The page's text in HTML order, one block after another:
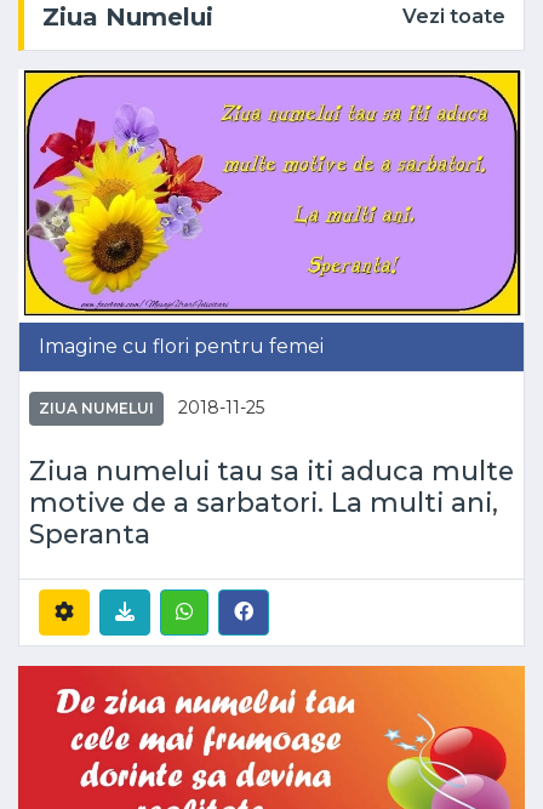
Ziua Numelui Vezi toate
Imagine cu flori pentru femei
ZIUA NUMELUI 2018-11-25
Ziua numelui tau sa iti aduca multe
motive de a sarbatori. La multi ani,
Speranta